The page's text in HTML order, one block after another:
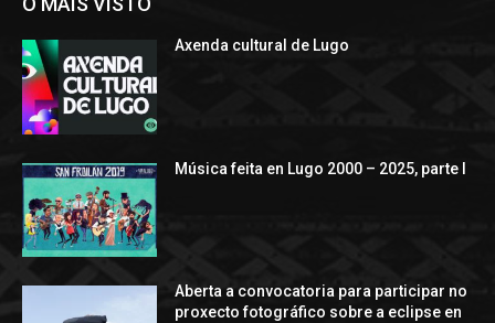
Axenda cultural de Lugo
Música feita en Lugo 2000 – 2025, parte I
Aberta a convocatoria para participar no
proxecto fotográfico sobre a eclipse en